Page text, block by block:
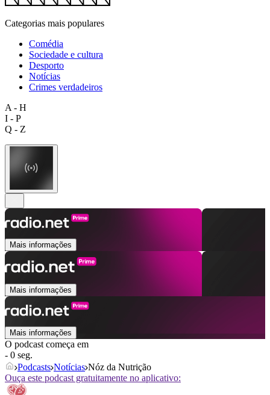
Categorias mais populares
Comédia
Sociedade e cultura
Desporto
Notícias
Crimes verdadeiros
A - H
I - P
Q - Z
Mais informações
Mais informações
Mais informações
O podcast começa em
- 0 seg.
Podcasts Notícias Nóz da Nutrição
Ouça este podcast gratuitamente no aplicativo: